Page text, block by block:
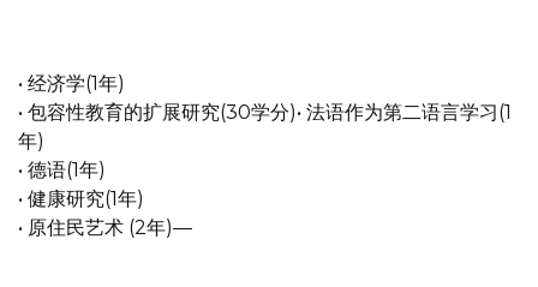
• 经济学(1年)
• 包容性教育的扩展研究(30学分)• 法语作为第二语言学习(1
年)
• 德语(1年)
• 健康研究(1年)
• 原住民艺术 (2年)—